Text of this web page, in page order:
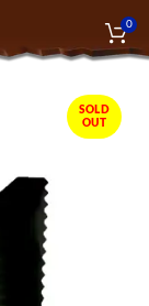
0
SOLD
OUT